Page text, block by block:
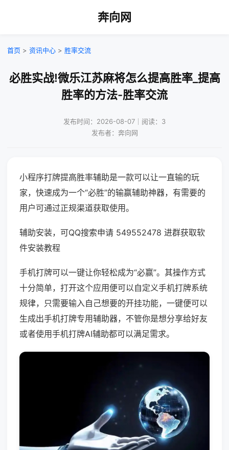
奔向网
首页 > 资讯中心 > 胜率交流
必胜实战!微乐江苏麻将怎么提高胜率_提高
胜率的方法-胜率交流
发布时间：2026-08-07｜阅读：3
发布者：奔向网
小程序打牌提高胜率辅助是一款可以让一直输的玩
家，快速成为一个“必胜”的输赢辅助神器，有需要的
用户可通过正规渠道获取使用。
辅助安装，可QQ搜索申请 549552478 进群获取软
件安装教程
手机打牌可以一键让你轻松成为“必赢”。其操作方式
十分简单，打开这个应用便可以自定义手机打牌系统
规律，只需要输入自己想要的开挂功能，一键便可以
生成出手机打牌专用辅助器，不管你是想分享给好友
或者使用手机打牌AI辅助都可以满足需求。